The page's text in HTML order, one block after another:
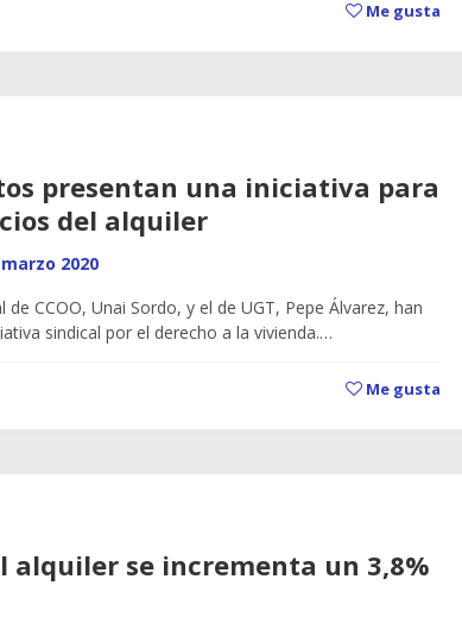
Me gusta
presentan una iniciativa para
del alquiler
2020
de CCOO, Unai Sordo, y el de UGT, Pepe Álvarez, han
sindical por el derecho a la vivienda.…
Me gusta
alquiler se incrementa un 3,8%